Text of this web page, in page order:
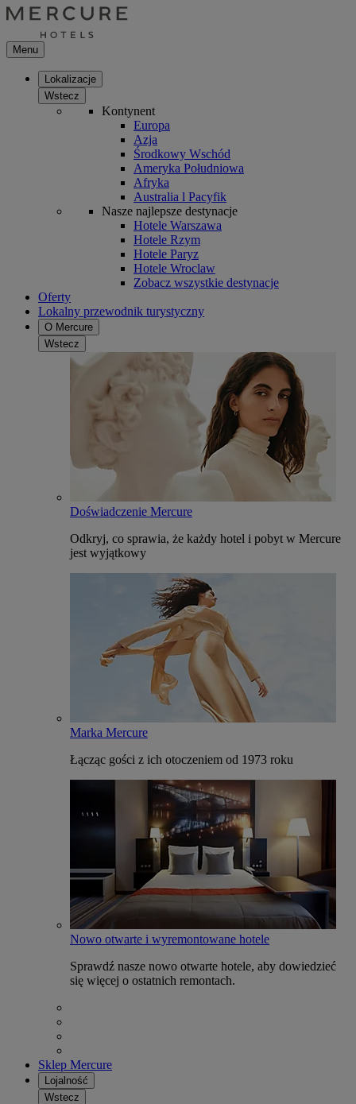
Menu
Lokalizacje
Wstecz
Kontynent
Europa
Azja
Środkowy Wschód
Ameryka Południowa
Afryka
Australia l Pacyfik
Nasze najlepsze destynacje
Hotele Warszawa
Hotele Rzym
Hotele Paryz
Hotele Wroclaw
Zobacz wszystkie destynacje
Oferty
Lokalny przewodnik turystyczny
O Mercure
Wstecz
Doświadczenie Mercure
Odkryj, co sprawia, że każdy hotel i pobyt w Mercure
jest wyjątkowy
Marka Mercure
Łącząc gości z ich otoczeniem od 1973 roku
Nowo otwarte i wyremontowane hotele
Sprawdź nasze nowo otwarte hotele, aby dowiedzieć
się więcej o ostatnich remontach.
Sklep Mercure
Lojalność
Wstecz